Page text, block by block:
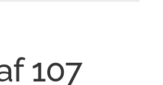
107